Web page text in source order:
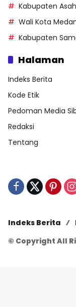
Kabupaten
Wali Kota
Kabupaten
Halaman
Indeks Berita
Kode Etik
Pedoman Media
Redaksi
Tentang
Indeks Berita
© Copyright All